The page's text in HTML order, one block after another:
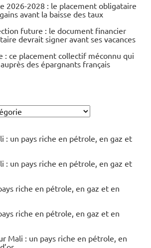
2026-2028 : le placement obligataire
avant la baisse des taux
future : le document financier
devrait signer avant ses vacances
: ce placement collectif méconnu qui
des épargnants français
: un pays riche en pétrole, en gaz et
: un pays riche en pétrole, en gaz et
riche en pétrole, en gaz et en
riche en pétrole, en gaz et en
Mali : un pays riche en pétrole, en